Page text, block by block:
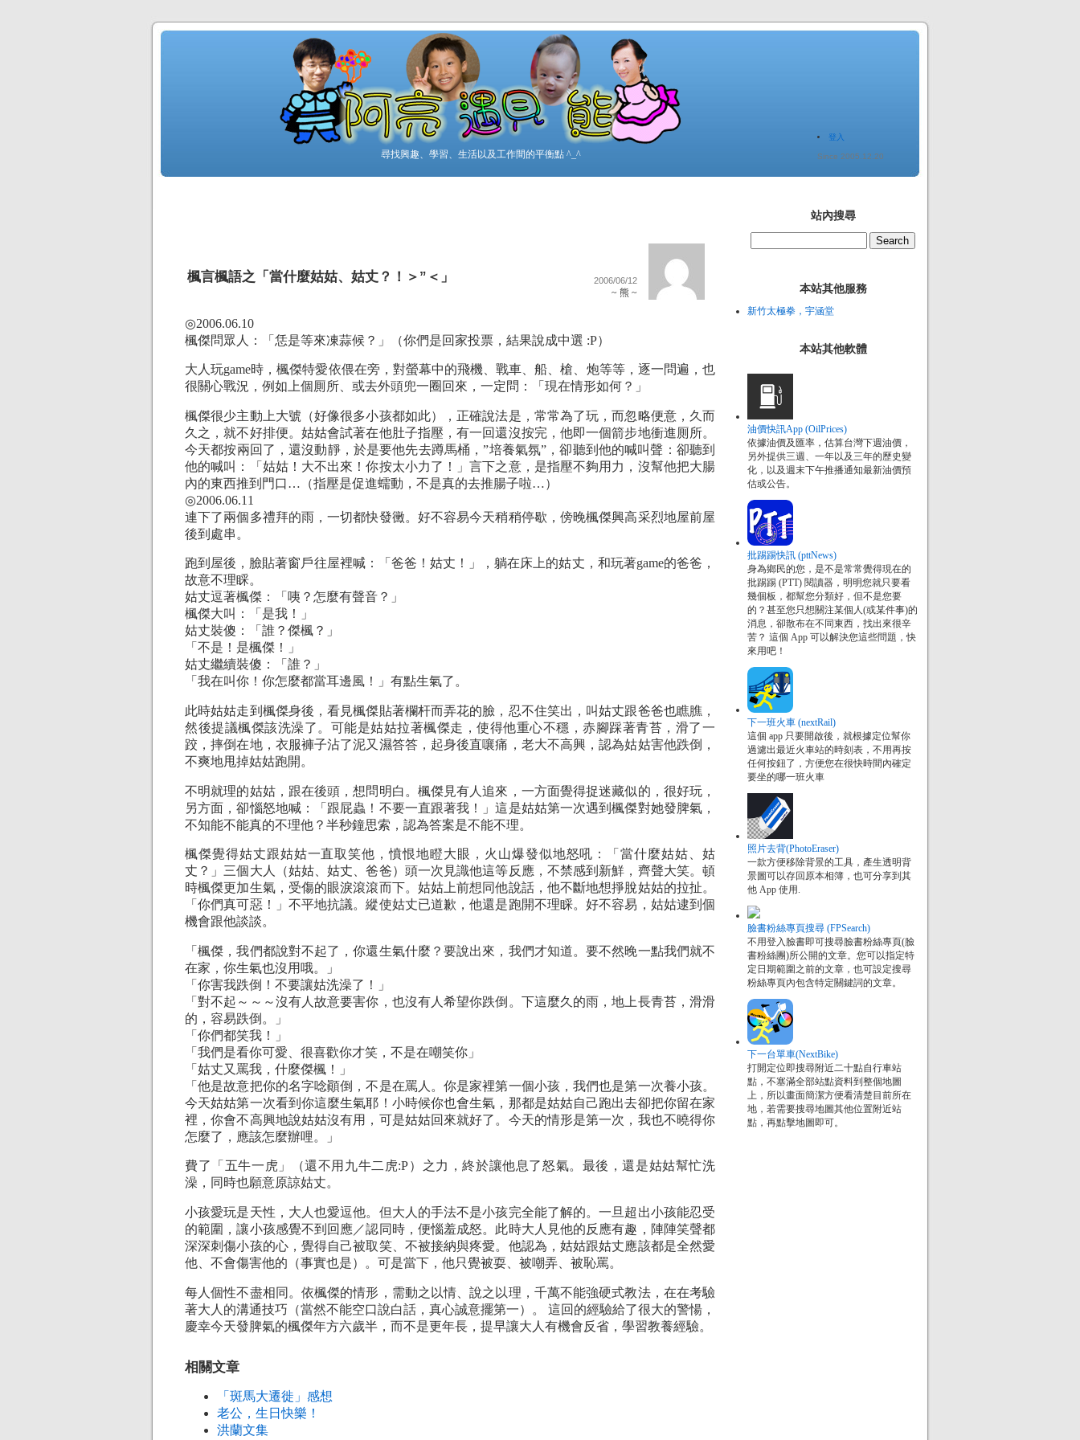
尋找興趣、學習、生活以及工作間的平衡點 ^_^
登入
Since 2005.12.20
楓言楓語之「當什麼姑姑、姑丈？！＞”＜」 2006/06/12
~ 熊 ~
◎2006.06.10
楓傑問眾人：「恁是等來凍蒜候？」（你們是回家投票，結果說成中選 :P）
大人玩game時，楓傑特愛依偎在旁，對螢幕中的飛機、戰車、船、槍、炮等等，逐一問遍，也
很關心戰況，例如上個厠所、或去外頭兜一圈回來，一定問：「現在情形如何？」
楓傑很少主動上大號（好像很多小孩都如此），正確說法是，常常為了玩，而忽略便意，久而
久之，就不好排便。姑姑會試著在他肚子指壓，有一回還沒按完，他即一個箭步地衝進厠所。
今天都按兩回了，還沒動靜，於是要他先去蹲馬桶，”培養氣氛”，卻聽到他的喊叫聲：卻聽到
他的喊叫：「姑姑！大不出來！你按太小力了！」言下之意，是指壓不夠用力，沒幫他把大腸
內的東西推到門口…（指壓是促進蠕動，不是真的去推腸子啦…）
◎2006.06.11
連下了兩個多禮拜的雨，一切都快發黴。好不容易今天稍稍停歇，傍晚楓傑興高采烈地屋前屋
後到處串。
跑到屋後，臉貼著窗戶往屋裡喊：「爸爸！姑丈！」，躺在床上的姑丈，和玩著game的爸爸，
故意不理睬。
姑丈逗著楓傑：「咦？怎麼有聲音？」
楓傑大叫：「是我！」
姑丈裝傻：「誰？傑楓？」
「不是！是楓傑！」
姑丈繼續裝傻：「誰？」
「我在叫你！你怎麼都當耳邊風！」有點生氣了。
此時姑姑走到楓傑身後，看見楓傑貼著欄杆而弄花的臉，忍不住笑出，叫姑丈跟爸爸也瞧膲，
然後提議楓傑該洗澡了。可能是姑姑拉著楓傑走，使得他重心不穩，赤腳踩著青苔，滑了一
跤，摔倒在地，衣服褲子沾了泥又濕答答，起身後直嚷痛，老大不高興，認為姑姑害他跌倒，
不爽地甩掉姑姑跑開。
不明就理的姑姑，跟在後頭，想問明白。楓傑見有人追來，一方面覺得捉迷藏似的，很好玩，
另方面，卻惱怒地喊：「跟屁蟲！不要一直跟著我！」這是姑姑第一次遇到楓傑對她發脾氣，
不知能不能真的不理他？半秒鐘思索，認為答案是不能不理。
楓傑覺得姑丈跟姑姑一直取笑他，憤恨地瞪大眼，火山爆發似地怒吼：「當什麼姑姑、姑
丈？」三個大人（姑姑、姑丈、爸爸）頭一次見識他這等反應，不禁感到新鮮，齊聲大笑。頓
時楓傑更加生氣，受傷的眼淚滾滾而下。姑姑上前想同他說話，他不斷地想掙脫姑姑的拉扯。
「你們真可惡！」不平地抗議。縱使姑丈已道歉，他還是跑開不理睬。好不容易，姑姑逮到個
機會跟他談談。
「楓傑，我們都說對不起了，你還生氣什麼？要說出來，我們才知道。要不然晚一點我們就不
在家，你生氣也沒用哦。」
「你害我跌倒！不要讓姑洗澡了！」
「對不起～～～沒有人故意要害你，也沒有人希望你跌倒。下這麼久的雨，地上長青苔，滑滑
的，容易跌倒。」
「你們都笑我！」
「我們是看你可愛、很喜歡你才笑，不是在嘲笑你」
「姑丈又罵我，什麼傑楓！」
「他是故意把你的名字唸顚倒，不是在罵人。你是家裡第一個小孩，我們也是第一次養小孩。
今天姑姑第一次看到你這麼生氣耶！小時候你也會生氣，那都是姑姑自己跑出去卻把你留在家
裡，你會不高興地說姑姑沒有用，可是姑姑回來就好了。今天的情形是第一次，我也不曉得你
怎麼了，應該怎麼辦哩。」
費了「五牛一虎」（還不用九牛二虎:P）之力，終於讓他息了怒氣。最後，還是姑姑幫忙洗
澡，同時也願意原諒姑丈。
小孩愛玩是天性，大人也愛逗他。但大人的手法不是小孩完全能了解的。一旦超出小孩能忍受
的範圍，讓小孩感覺不到回應／認同時，便惱羞成怒。此時大人見他的反應有趣，陣陣笑聲都
深深刺傷小孩的心，覺得自己被取笑、不被接納與疼愛。他認為，姑姑跟姑丈應該都是全然愛
他、不會傷害他的（事實也是）。可是當下，他只覺被耍、被嘲弄、被恥罵。
每人個性不盡相同。依楓傑的情形，需動之以情、說之以理，千萬不能強硬式教法，在在考驗
著大人的溝通技巧（當然不能空口說白話，真心誠意擺第一）。 這回的經驗給了很大的警愓，
慶幸今天發脾氣的楓傑年方六歲半，而不是更年長，提早讓大人有機會反省，學習教養經驗。
相關文章
「斑馬大遷徙」感想
老公，生日快樂！
洪蘭文集
站內搜尋
本站其他服務
新竹太極拳，宇涵堂
本站其他軟體
油價快訊App (OilPrices)
依據油價及匯率，估算台灣下週油價，
另外提供三週、一年以及三年的歷史變
化，以及週末下午推播通知最新油價預
估或公告。
批踢踢快訊 (pttNews)
身為鄉民的您，是不是常常覺得現在的
批踢踢 (PTT) 閱讀器，明明您就只要看
幾個板，都幫您分類好，但不是您要
的？甚至您只想關注某個人(或某件事)的
消息，卻散布在不同東西，找出來很辛
苦？ 這個 App 可以解決您這些問題，快
來用吧！
下一班火車 (nextRail)
這個 app 只要開啟後，就根據定位幫你
過濾出最近火車站的時刻表，不用再按
任何按鈕了，方便您在很快時間內確定
要坐的哪一班火車
照片去背(PhotoEraser)
一款方便移除背景的工具，產生透明背
景圖可以存回原本相簿，也可分享到其
他 App 使用.
臉書粉絲專頁搜尋 (FPSearch)
不用登入臉書即可搜尋臉書粉絲專頁(臉
書粉絲團)所公開的文章。您可以指定特
定日期範圍之前的文章，也可設定搜尋
粉絲專頁內包含特定關鍵詞的文章。
下一台單車(NextBike)
打開定位即搜尋附近二十點自行車站
點，不塞滿全部站點資料到整個地圖
上，所以畫面簡潔方便看清楚目前所在
地，若需要搜尋地圖其他位置附近站
點，再點擊地圖即可。